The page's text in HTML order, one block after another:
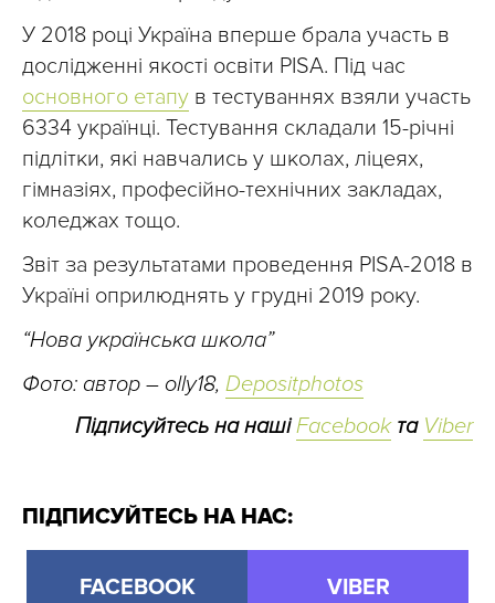
У 2018 році Україна вперше брала участь в
дослідженні якості освіти PISA. Під час
основного етапу в тестуваннях взяли участь
6334 українці. Тестування складали 15-річні
підлітки, які навчались у школах, ліцеях,
гімназіях, професійно-технічних закладах,
коледжах тощо.
Звіт за результатами проведення PISA-2018 в
Україні оприлюднять у грудні 2019 року.
“Нова українська школа”
Фото: автор – olly18, Depositphotos
Підписуйтесь на нашіFacebookта Viber
ПІДПИСУЙТЕСЬ НА НАС:
FACEBOOK VIBER